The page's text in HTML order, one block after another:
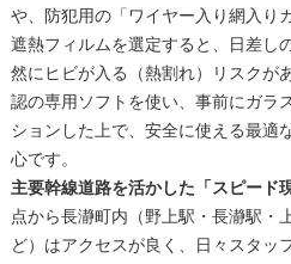
や、防犯用の「ワイヤー入り網入り
遮熱フィルムを選定すると、日差し
然にヒビが入る（熱割れ）リスクが
認の専用ソフトを使い、事前にガラ
ションした上で、安全に使える最適
心です。
主要幹線道路を活かした「スピード
点から長瀞町内（野上駅・長瀞駅・
ど）はアクセスが良く、日々スタッ